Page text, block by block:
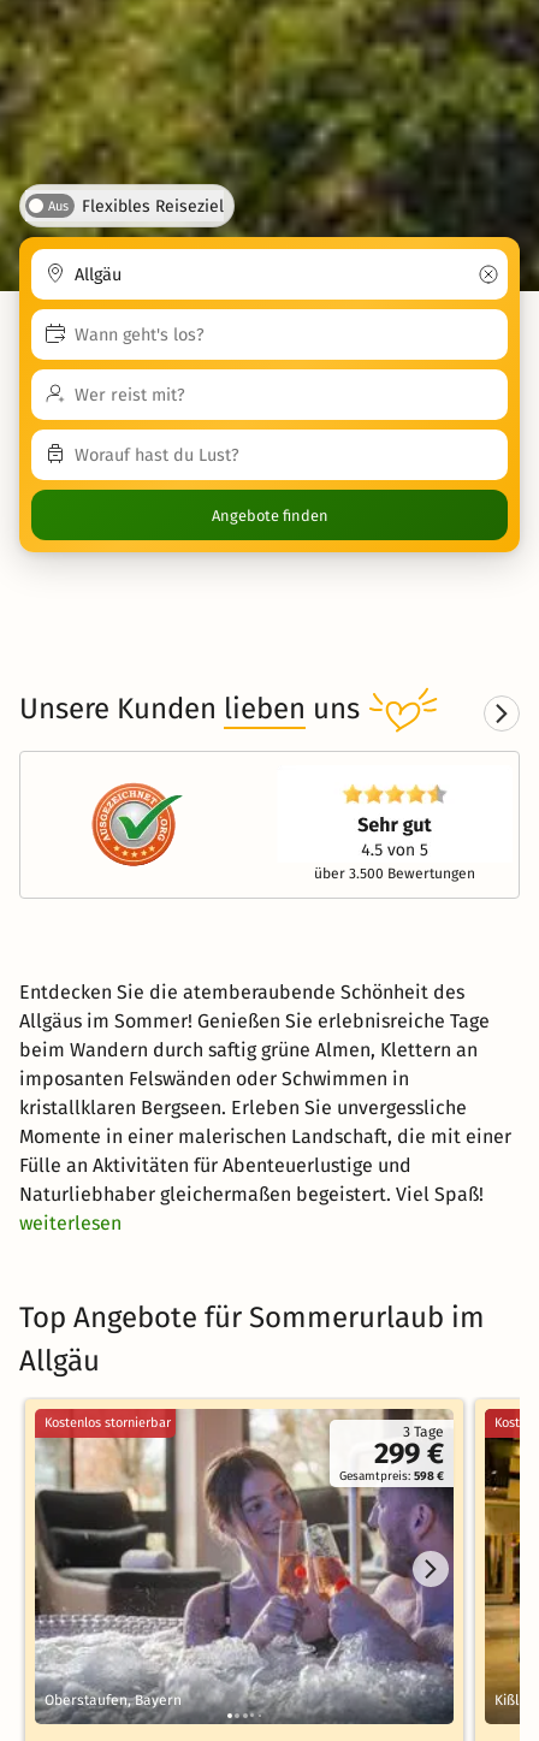
Aus Flexibles Reiseziel
Angebote finden
Unsere Kunden lieben uns
über 3.500 Bewertungen
Entdecken Sie die atemberaubende Schönheit des
Allgäus im Sommer! Genießen Sie erlebnisreiche Tage
beim Wandern durch saftig grüne Almen, Klettern an
imposanten Felswänden oder Schwimmen in
kristallklaren Bergseen. Erleben Sie unvergessliche
Momente in einer malerischen Landschaft, die mit einer
Fülle an Aktivitäten für Abenteuerlustige und
Naturliebhaber gleichermaßen begeistert. Viel Spaß!
weiterlesen
Top Angebote für Sommerurlaub im
Allgäu
3 Tage
299 €
Gesamtpreis:598 €
Kostenlos stornierbar
Oberstaufen, Bayern